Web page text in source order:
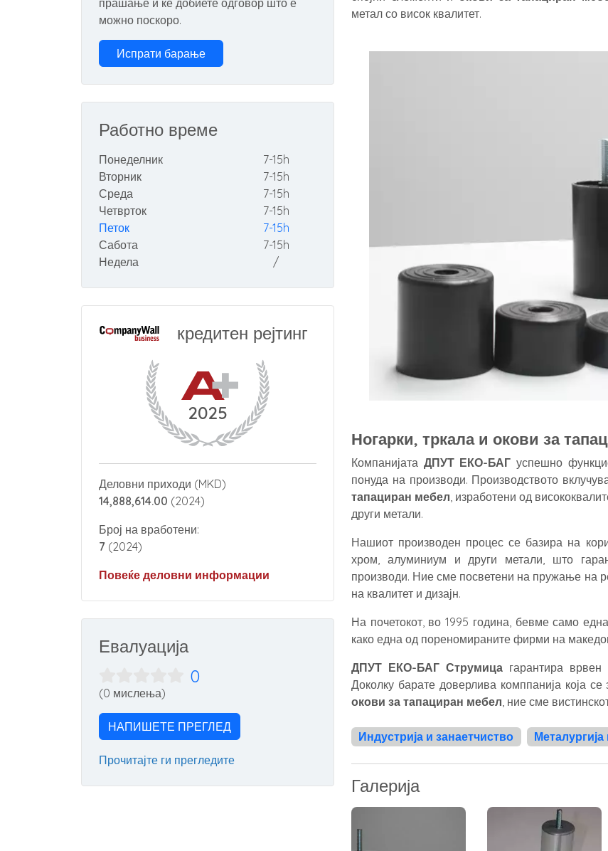
прашање и ќе добиете одговор што е
можно поскоро.
Испрати барање
Работно време
Понеделник
7-15h
Вторник
7-15h
Среда
7-15h
Четврток
7-15h
Петок
7-15h
Сабота
7-15h
Недела
/
кредитен рејтинг
2025
Деловни приходи (MKD)
14,888,614.00 (2024)
Број на вработени:
7 (2024)
Повеќе деловни информации
Евалуација
0
(0 мислења)
НАПИШЕТЕ ПРЕГЛЕД
Прочитајте ги прегледите
метал со висок квалитет.
Ногарки, тркала и окови за
Компанијата ДПУТ ЕКО-БАГуспешно
понуда на производи. Производството
тапациран мебел , изработени од
други метали.
Нашиот производен процес се базира на
хром, алуминиум и други метали, што
производи. Ние сме посветени на пружање на
на квалитет и дизајн.
На почетокот, во 1995 година, бевме само
како една од пореномираните фирми на
ДПУТ ЕКО-БАГ Струмица гарантира врвен
Доколку барате доверлива комппанија која
окови за тапациран мебел , ние сме
Индустрија и занаетчиство
Галерија